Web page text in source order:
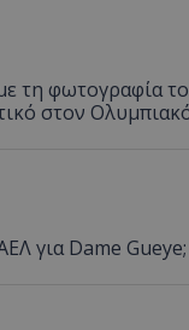
τη φωτογραφία
στον
για Dame Gueye;